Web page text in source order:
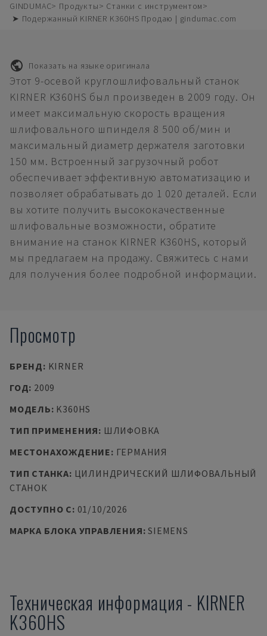
GINDUMAC Продукты
Станки с инструментом
➤ Подержанный KIRNER K360HS Продаю | gindumac.com
Показать на языке оригинала
Этот 9-осевой круглошлифовальный станок
KIRNER K360HS был произведен в 2009 году. Он
имеет максимальную скорость вращения
шлифовального шпинделя 8 500 об/мин и
максимальный диаметр держателя заготовки
150 мм. Встроенный загрузочный робот
обеспечивает эффективную автоматизацию и
позволяет обрабатывать до 1 020 деталей. Если
вы хотите получить высококачественные
шлифовальные возможности, обратите
внимание на станок KIRNER K360HS, который
мы предлагаем на продажу. Свяжитесь с нами
для получения более подробной информации.
Просмотр
БРЕНД: KIRNER
ГОД: 2009
МОДЕЛЬ: K360HS
ТИП ПРИМЕНЕНИЯ: ШЛИФОВКА
МЕСТОНАХОЖДЕНИЕ: ГЕРМАНИЯ
ТИП СТАНКА: ЦИЛИНДРИЧЕСКИЙ ШЛИФОВАЛЬНЫЙ
СТАНОК
ДОСТУПНО С: 01/10/2026
МАРКА БЛОКА УПРАВЛЕНИЯ:SIEMENS
Техническая информация - KIRNER
K360HS